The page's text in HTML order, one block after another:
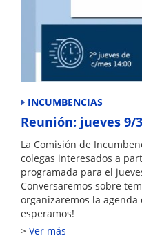
INCUMBENCIAS
Reunión: jueves 9/
La Comisión de
colegas interesados a
programada para el
Conversaremos sobre
organizaremos la agenda
esperamos!
Ver más